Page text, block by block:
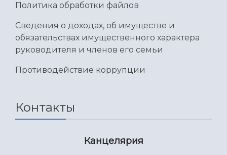
Политика обработки файлов
Сведения о доходах, об имуществе и
обязательствах имущественного характера
руководителя и членов его семьи
Противодействие коррупции
Контакты
Канцелярия